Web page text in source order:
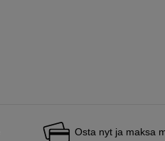
Osta nyt ja maksa